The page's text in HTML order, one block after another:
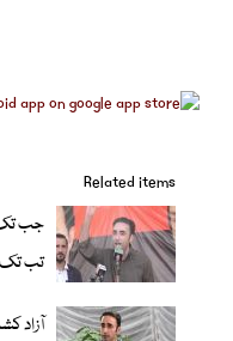
Related items
جب تک
تب تک
آزاد